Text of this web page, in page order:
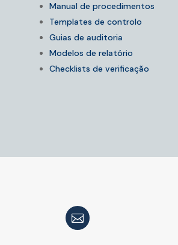
Manual de procedimentos
Templates de controlo
Guias de auditoria
Modelos de relatório
Checklists de verificação
